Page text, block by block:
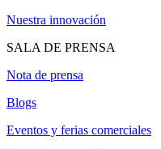
Nuestra innovación
SALA DE PRENSA
Nota de prensa
Blogs
Eventos y ferias comerciales